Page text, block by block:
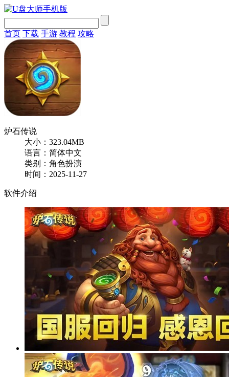
首页 下载 手游 教程 攻略
炉石传说
大小：323.04MB
语言：简体中文
类别：角色扮演
时间：2025-11-27
软件介绍